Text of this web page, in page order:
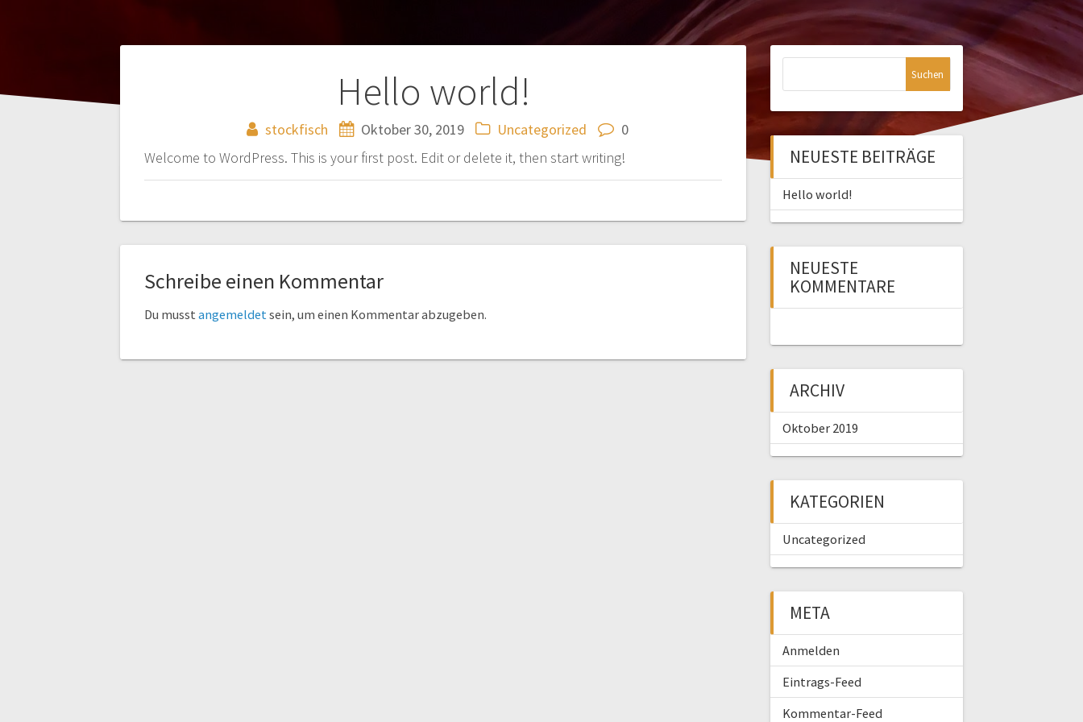
Hello world!
stockfisch Oktober 30, 2019 Uncategorized
0
Welcome to WordPress. This is your first post. Edit or delete it, then start writing!
Schreibe einen Kommentar
Du musstangemeldetsein, um einen Kommentar abzugeben.
e
n
a
c
:
NEUESTE BEITRÄGE
Hello world!
NEUESTE
KOMMENTARE
ARCHIV
Oktober 2019
KATEGORIEN
Uncategorized
META
Anmelden
Eintrags-Feed
Kommentar-Feed